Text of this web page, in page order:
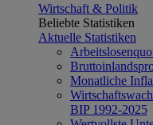
Wirtschaft & Politik
Beliebte Statistiken
Aktuelle Statistiken
Monatliche
BIP 1992-2025